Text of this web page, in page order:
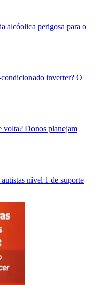
alcóolica perigosa para o
inverter? O
volta? Donos planejam
nível 1 de suporte